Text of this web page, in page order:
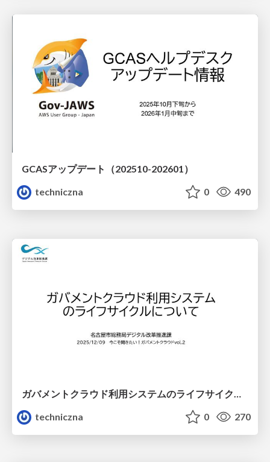
GCASアップデート（202510-202601）
techniczna
0 490
techniczna
0 270